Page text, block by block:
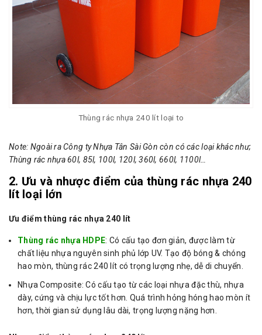
Thùng rác nhựa 240 lít loại to
Note: Ngoài ra Công ty Nhựa Tân Sài Gòn còn có các loại khác như;
Thùng rác nhựa 60l, 85l, 100l, 120l, 360l, 660l, 1100l…
2. Ưu và nhược điểm của thùng rác nhựa 240
lít loại lớn
Ưu điểm thùng rác nhựa 240 lít
Thùng rác nhựa HDPE: Có cấu tạo đơn giản, được làm từ
chất liệu nhựa nguyên sinh phủ lớp UV. Tạo độ bóng & chóng
hao mòn, thùng rác 240 lít có trọng lượng nhẹ, dễ di chuyển.
Nhựa Composite: Có cấu tạo từ các loại nhựa đặc thù, nhựa
dày, cứng và chịu lực tốt hơn. Quá trình hỏng hóng hao mòn ít
hơn, thời gian sử dụng lâu dài, trọng lượng nặng hơn.